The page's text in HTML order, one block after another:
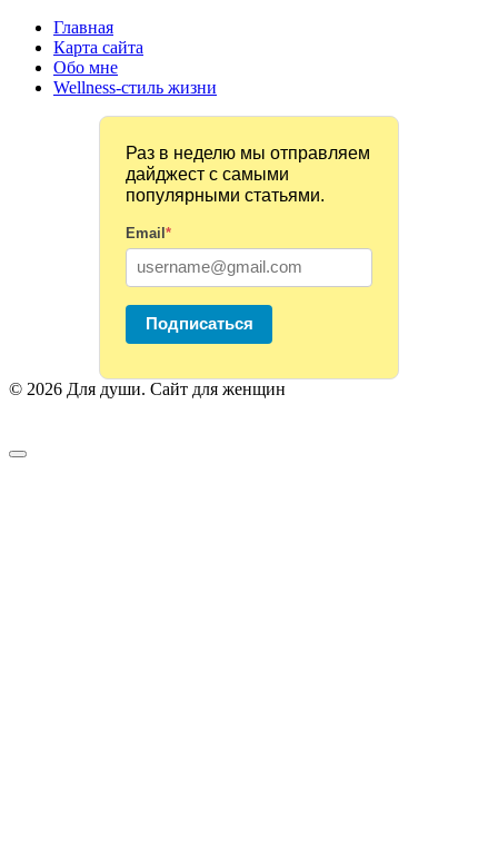
Главная
Карта сайта
Обо мне
Wellness-стиль жизни
Раз в неделю мы отправляем
дайджест с самыми
популярными статьями.
Email *
Подписаться
© 2026 Для души. Сайт для женщин